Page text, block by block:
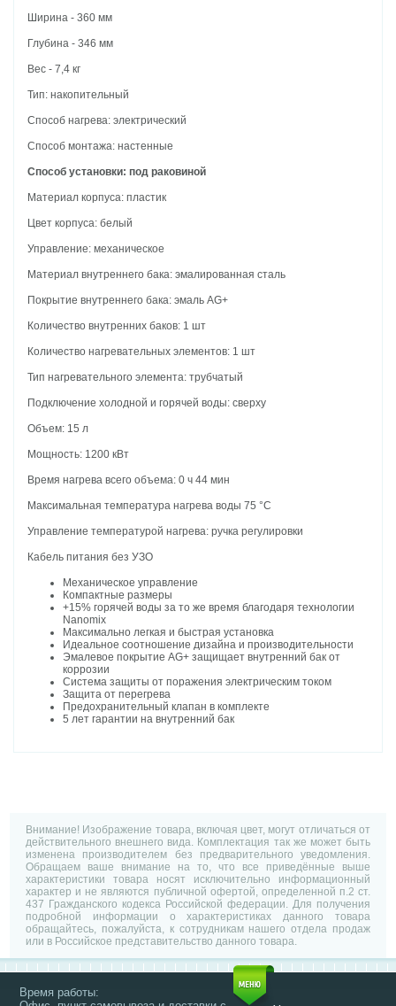
Ширина - 360 мм
Глубина - 346 мм
Вес - 7,4 кг
Тип: накопительный
Способ нагрева: электрический
Способ монтажа: настенные
Способ установки: под раковиной
Материал корпуса: пластик
Цвет корпуса: белый
Управление: механическое
Материал внутреннего бака: эмалированная сталь
Покрытие внутреннего бака:эмаль AG+
Количество внутренних баков: 1 шт
Количество нагревательных элементов: 1 шт
Тип нагревательного элемента: трубчатый
Подключение холодной и горячей воды: сверху
Объем: 15 л
Мощность: 1200 кВт
Время нагрева всего объема: 0 ч 44 мин
Максимальная температура нагрева воды 75°С
Управление температурой нагрева: ручка регулировки
Кабель питания без УЗО
Механическое управление
Компактные размеры
+15% горячей воды за то же время благодаря технологии
Nanomix
Максимально легкая и быстрая установка
Идеальное соотношение дизайна и производительности
Эмалевое покрытие AG+ защищает внутренний бак от
коррозии
Система защиты от поражения электрическим током
Защита от перегрева
Предохранительный клапан в комплекте
5 лет гарантии на внутренний бак
Внимание! Изображение товара, включая цвет, могут отличаться от
действительного внешнего вида. Комплектация так же может быть
изменена производителем без предварительного уведомления.
Обращаем ваше внимание на то, что все приведённые выше
характеристики товара носят исключительно информационный
характер и не являются публичной офертой, определенной п.2 ст.
437 Гражданского кодекса Российской федерации. Для получения
подробной информации о характеристиках данного товара
обращайтесь, пожалуйста, к сотрудникам нашего отдела продаж
или в Российское представительство данного товара.
Время работы: